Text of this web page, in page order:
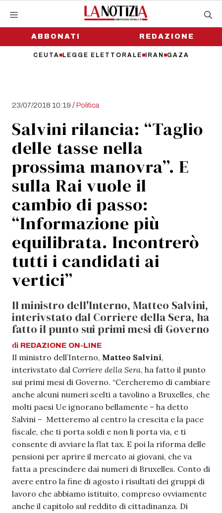
contenutoABBONATI
CEUTA LEGGE ELETTORALE IRAN GAZA
REDAZIONE
23/07/2018 10:19 /Politica
Salvini rilancia: “Taglio
delle tasse nella
prossima manovra”. E
sulla Rai vuole il
cambio di passo:
“Informazione più
equilibrata. Incontrerò
tutti i candidati ai
vertici”
Il ministro dell'Interno, Matteo Salvini,
interivstato dal Corriere della Sera, ha
fatto il punto sui primi mesi di Governo
di REDAZIONE ON-LINE
Il ministro dell’Interno, Matteo Salvini,
interivstato dal Corriere della Sera, ha fatto il punto
sui primi mesi di Governo. “Cercheremo di cambiare
anche alcuni numeri scelti a tavolino a Bruxelles, che
molti paesi Ue ignorano bellamente – ha detto
Salvini – Metteremo al centro la crescita e la pace
fiscale, che ti porta soldi e non li porta via, e ti
consente di avviare la flat tax. E poi la riforma delle
pensioni per aprire il mercato ai giovani, che va
fatta a prescindere dai numeri di Bruxelles. Conto di
avere entro la fine di agosto i risultati dei gruppi di
lavoro che abbiamo istituito, compreso ovviamente
anche il capitolo sul reddito di cittadinanza. Di